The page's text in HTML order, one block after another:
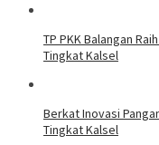
TP PKK Balangan
Tingkat Kalsel
Berkat Inovasi
Tingkat Kalsel